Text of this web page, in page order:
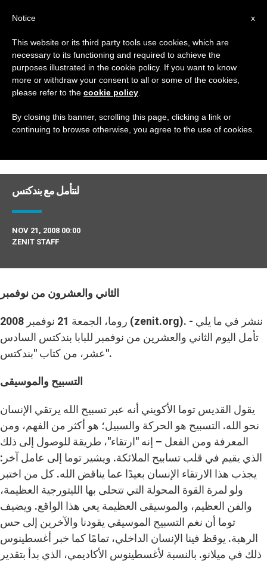
DAY
November 21st, 2008
DERNIÈRES NOUVELLES
لنتأمل مع بندكتس
NOV 21, 2008 00:00
ZENIT STAFF
الثاني والعشرون من نوفمبر
روما، الجمعة 21 نوفمبر 2008 (zenit.org). - ننشر في ما يلي
تأمل اليوم الثاني والعشرين من نوفمبر للبابا بندكتس السادس
عشر، من كتاب "بندكتس".
التسبيح والموسيقى
يقول القديس توما الأكويني أنه عبر تسبيح الله يرتقي الإنسان
نحو الله. التسبيح هو الحركة والسبيل؛ هو أكثر من الفهم، ومن
المعرفة ومن الفعل – إنه "ارتقاء"، طريقة للوصول إلى ذلك
الذي يقيم في قلب تسابيح الملائكة. ويشير توما إلى عامل آخر:
يجذب هذا الارتقاء الإنسان بعيدًا عما يناقض الله. كل من اختبر
ولو لمرة القوة المحولة التي تتحلى بها الليتورجية العظيمة،
والفن العظيم، والموسيقى العظيمة يعي هذا الواقع. ويضيف
توما أن نغم التسبيح الموسيقي يقودنا والآخرين إلى حس
الرهبة. يوقظ فينا الإنسان الداخلي، تمامًا كما خبر أغسطينوس
ذلك في ميلانو. بالنسبة لأغسطينوس الأكاديمي، الذي بدأ بتقدير
x
Notice
This website or its third party tools use cookies, which are
necessary to its functioning and required to achieve the
purposes illustrated in the cookie policy. If you want to know
more or withdraw your consent to all or some of the cookies,
please refer to the cookie policy
By closing this banner, scrolling this page, clicking a link or
continuing to browse otherwise, you agree to the use of cookies.